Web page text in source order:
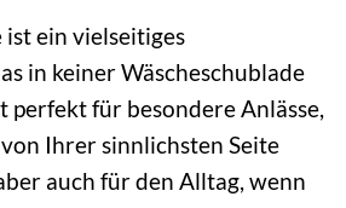
ist ein vielseitiges
in keiner Wäscheschublade
perfekt für besondere Anlässe,
Ihrer sinnlichsten Seite
auch für den Alltag, wenn